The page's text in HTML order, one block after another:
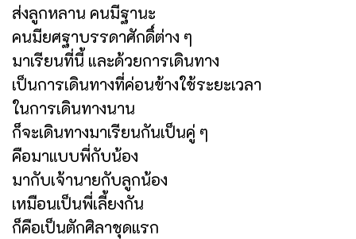
ส่งลูกหลาน คนมีฐานะ
คนมียศฐาบรรดาศักดิ์ต่าง ๆ
มาเรียนที่นี้ และด้วยการเดินทาง
เป็นการเดินทางที่ค่อนข้างใช้ระยะเวลา
ในการเดินทางนาน
ก็จะเดินทางมาเรียนกันเป็นคู่ ๆ
คือมาแบบพี่กับน้อง
มากับเจ้านายกับลูกน้อง
เหมือนเป็นพี่เลี้ยงกัน
ก็คือเป็นตักศิลาชุดแรก